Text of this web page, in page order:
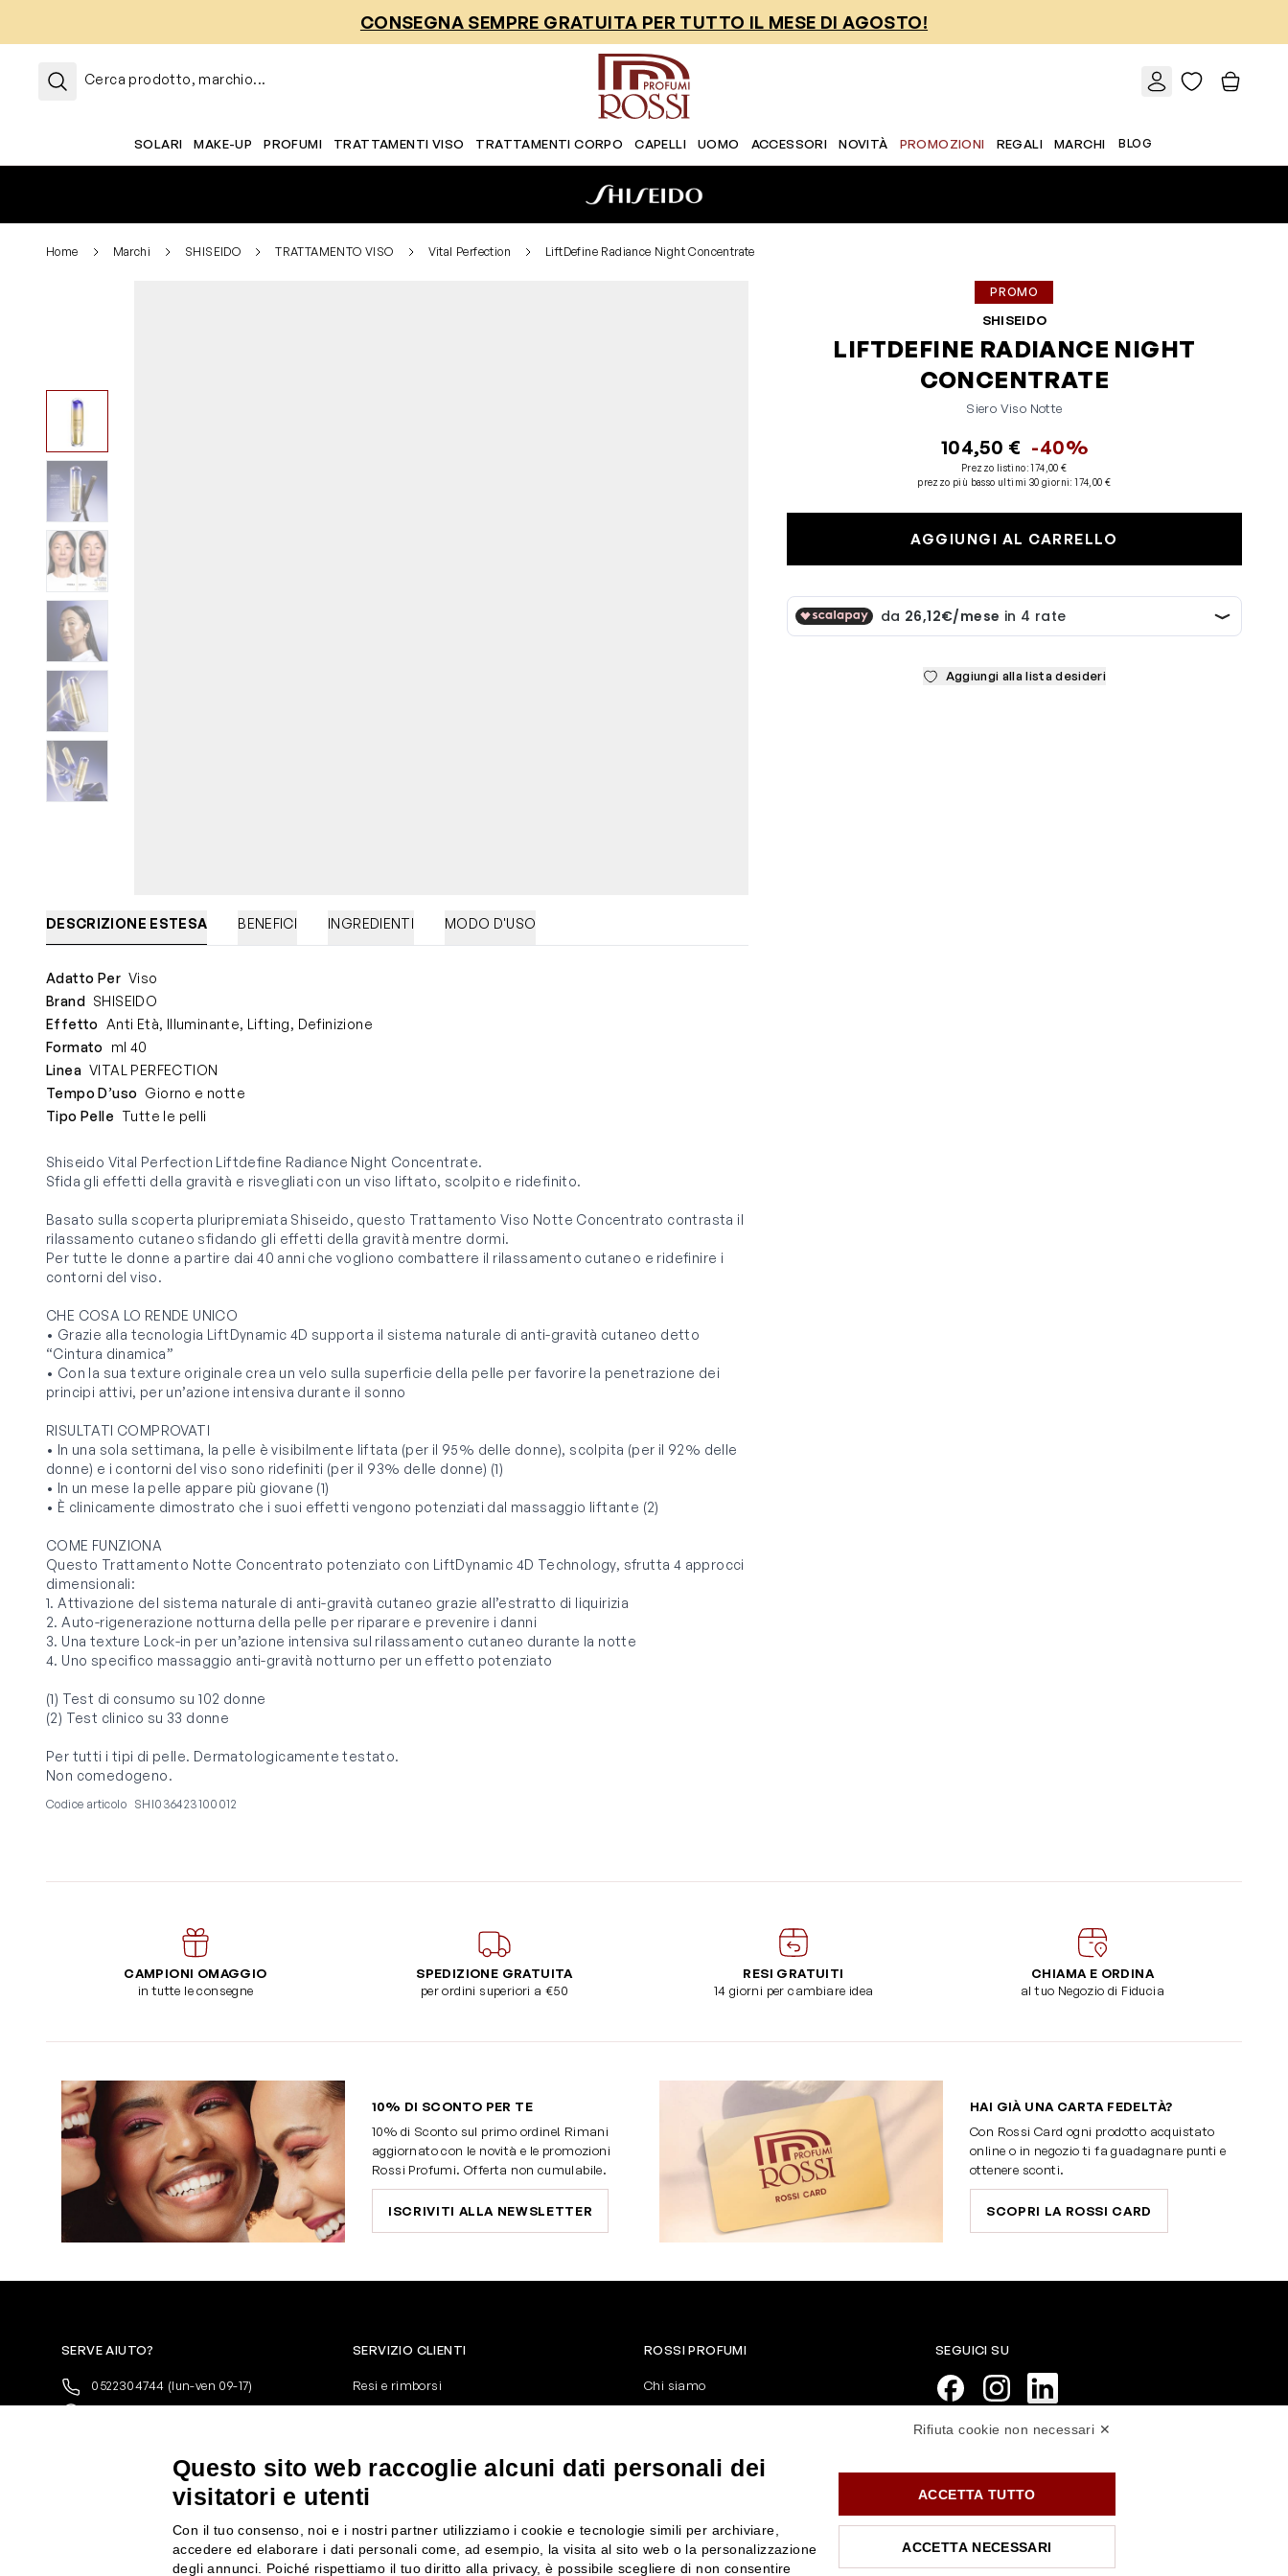
CONSEGNA SEMPRE GRATUITA PER TUTTO IL MESE DI AGOSTO!
Cerca prodotto, marchio...
SOLARI MAKE-UP PROFUMI TRATTAMENTI VISO TRATTAMENTI CORPO CAPELLI UOMO ACCESSORI NOVITÀ PROMOZIONI REGALI MARCHI BLOG
Home Marchi SHISEIDO TRATTAMENTO VISO Vital Perfection LiftDefine Radiance Night Concentrate
PROMO
SHISEIDO
LIFTDEFINE RADIANCE NIGHT
CONCENTRATE
Siero Viso Notte
104,50 € -40%
Prezzo listino:174,00 €
prezzo più basso ultimi 30 giorni:174,00 €
AGGIUNGI AL CARRELLO
Aggiungi alla lista desideri
View larger image
View larger image
View larger image
View larger image
View larger image
DESCRIZIONE ESTESA BENEFICI INGREDIENTI MODO D'USO
Adatto Per Viso
Brand SHISEIDO
Effetto Anti Età, Illuminante, Lifting, Definizione
Formato
ml 40
Linea VITAL PERFECTION
Tempo D’uso Giorno e notte
Tipo Pelle Tutte le pelli
Shiseido Vital Perfection Liftdefine Radiance Night Concentrate.
Sfida gli effetti della gravità e risvegliati con un viso liftato, scolpito e ridefinito.
Basato sulla scoperta pluripremiata Shiseido, questo Trattamento Viso Notte Concentrato contrasta il
rilassamento cutaneo sfidando gli effetti della gravità mentre dormi.
Per tutte le donne a partire dai 40 anni che vogliono combattere il rilassamento cutaneo e ridefinire i
contorni del viso.
CHE COSA LO RENDE UNICO
• Grazie alla tecnologia LiftDynamic 4D supporta il sistema naturale di anti-gravità cutaneo detto
“Cintura dinamica”
• Con la sua texture originale crea un velo sulla superficie della pelle per favorire la penetrazione dei
principi attivi, per un’azione intensiva durante il sonno
RISULTATI COMPROVATI
• In una sola settimana, la pelle è visibilmente liftata (per il 95% delle donne), scolpita (per il 92% delle
donne) e i contorni del viso sono ridefiniti (per il 93% delle donne) (1)
• In un mese la pelle appare più giovane (1)
• È clinicamente dimostrato che i suoi effetti vengono potenziati dal massaggio liftante (2)
COME FUNZIONA
Questo Trattamento Notte Concentrato potenziato con LiftDynamic 4D Technology, sfrutta 4 approcci
dimensionali:
1. Attivazione del sistema naturale di anti-gravità cutaneo grazie all’estratto di liquirizia
2. Auto-rigenerazione notturna della pelle per riparare e prevenire i danni
3. Una texture Lock-in per un’azione intensiva sul rilassamento cutaneo durante la notte
4. Uno specifico massaggio anti-gravità notturno per un effetto potenziato
(1) Test di consumo su 102 donne
(2) Test clinico su 33 donne
Per tutti i tipi di pelle. Dermatologicamente testato.
Non comedogeno.
Codice articolo SHI036423100012
CAMPIONI OMAGGIO
in tutte le consegne
SPEDIZIONE GRATUITA
per ordini superiori a €50
RESI GRATUITI
14 giorni per cambiare idea
CHIAMA E ORDINA
al tuo Negozio di Fiducia
10% DI SCONTO PER TE
10% di Sconto sul primo ordine! Rimani
aggiornato con le novità e le promozioni
Rossi Profumi. Offerta non cumulabile.
ISCRIVITI ALLA NEWSLETTER
HAI GIÀ UNA CARTA FEDELTÀ?
Con Rossi Card ogni prodotto acquistato
online o in negozio ti fa guadagnare punti e
ottenere sconti.
SCOPRI LA ROSSI CARD
SERVE AIUTO?
0522304744 (lun-ven 09-17)
+39 3346440838
SEGUICI SU
SERVIZIO CLIENTI
Resi e rimborsi
Pagamenti
Condizioni generali di vendita
Privacy Policy
Cookies
ROSSI PROFUMI
Chi siamo
Contattaci
Attiva la Rossi Card
Lavora con noi
Segnalazione (Whistleblowing)
10% di Sconto sul primo ordine! *
Iscriviti alla newsletter e rimani
aggiornato con le novità e le promozioni
Rossi Profumi.
Rifiuta cookie non necessari ✕
Questo sito web raccoglie alcuni dati personali dei
visitatori e utenti
Con il tuo consenso, noi e i nostri partner utilizziamo i cookie e tecnologie simili per archiviare,
accedere ed elaborare i dati personali come, ad esempio, la visita al sito web o la personalizzazione
degli annunci. Poiché rispettiamo il tuo diritto alla privacy, è possibile scegliere di non consentire
ACCETTA TUTTO
ACCETTA NECESSARI